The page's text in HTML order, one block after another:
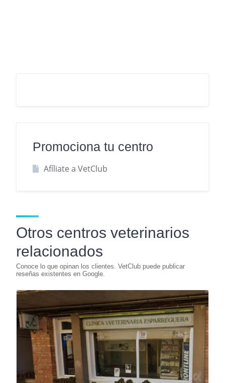
Promociona tu centro
Afíliate a VetClub
Otros centros veterinarios
relacionados